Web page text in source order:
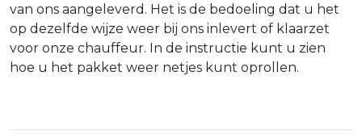
van ons aangeleverd. Het is de bedoeling dat u het
op dezelfde wijze weer bij ons inlevert of klaarzet
voor onze chauffeur. In de instructie kunt u zien
hoe u het pakket weer netjes kunt oprollen.